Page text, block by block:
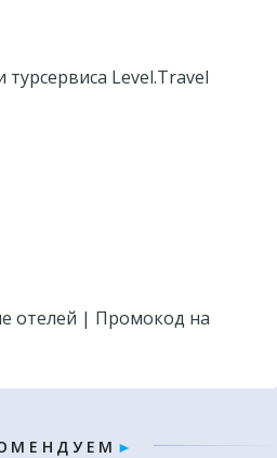
Level.Travel
отелей | Промокод на
М Е Н Д У Е М ►